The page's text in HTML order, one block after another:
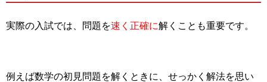
実際の入試では、問題を速く正確に解くことも重要です。
例えば数学の初見問題を解くときに、せっかく解法を思い